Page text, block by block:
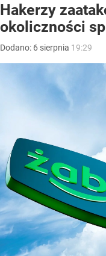
Hakerzy
okoliczności
Dodano: 6 sierpnia 19:29